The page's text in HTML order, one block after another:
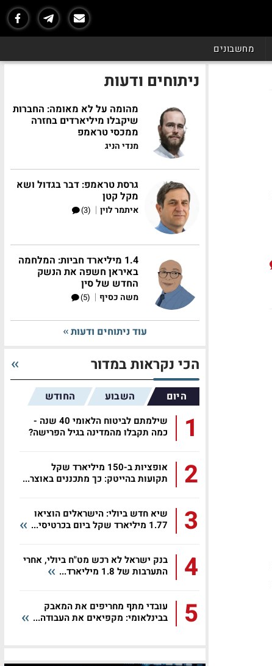
מחשבונים
ניתוחים ודעות
מהומה על לא מאומה: החברות
שיקבלו מיליארדים בחזרה
ממכסי טראמפ
מנדי הניג
גרסת טראמפ: דבר בגדול ושא
מקל קטן
איתמר לוין |
(3)
1.4 מיליארד חביות: המלחמה
באיראן חשפה את הנשק
החדש של סין
משה כסיף |
(5)
עוד ניתוחים ודעות
הכי נקראות במדור
היום השבוע החודש
1
שילמתם לביטוח הלאומי 40 שנה -
כמה תקבלו מהמדינה בגיל הפרישה?
2
אופציות ב-150 מיליארד שקל
תקועות בהייטק: כך מתכננים באוצר...
3
שיא חדש ביולי: הישראלים הוציאו
1.77 מיליארד שקל ביום בכרטיסי...
4
בנק ישראל לא רכש מט"ח ביולי, אחרי
התערבות של 1.8 מיליארד...
5
עובדי מתף מחריפים את המאבק
בבינלאומי: מקפיאים את העבודה...